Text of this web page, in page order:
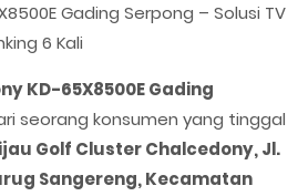
Gading Serpong – Solusi TV
6 Kali
KD-65X8500E Gading
seorang konsumen yang tinggal
Golf Cluster Chalcedony, Jl.
Sangereng, Kecamatan